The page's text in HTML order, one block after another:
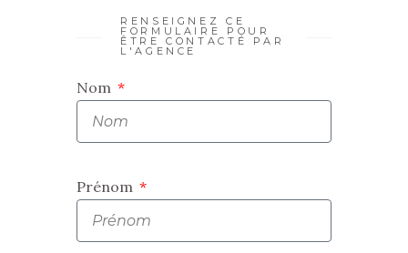
RENSEIGNEZ CE
FORMULAIRE POUR
ÊTRE CONTACTÉ PAR
L'AGENCE
Nom
Prénom